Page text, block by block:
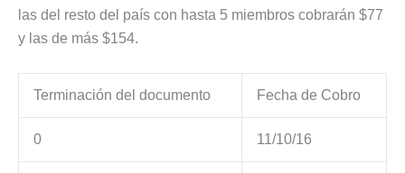
las del resto del país con hasta 5 miembros cobrarán $77
y las de más $154.
Terminación del documento Fecha de Cobro
0 11/10/16